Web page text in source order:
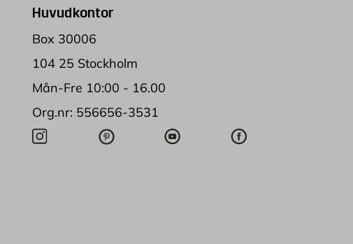
Huvudkontor
Box 30006
104 25 Stockholm
Mån-Fre 10:00 - 16.00
Org.nr: 556656-3531